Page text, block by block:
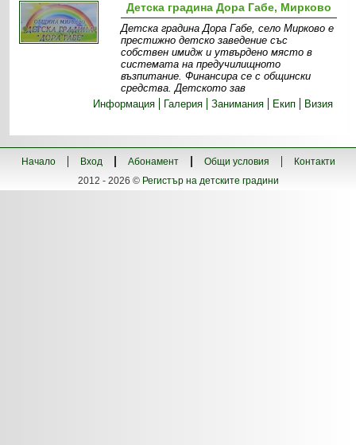
Детска градина Дора Габе, Мирково
Детска градина Дора Габе, село Мирково е
престижно детско заведение със
собствен имидж и утвърдено място в
системата на предучилищното
възпитание. Финансира се с общински
средства. Детското зав
Информация
Галерия Занимания Екип Визия
Начало Вход Абонамент Общи условия
Контакти
2012 - 2026 © Регистър на детските градини